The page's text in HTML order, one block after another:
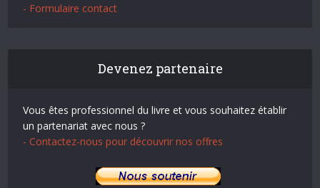
- Formulaire contact
Devenez partenaire
Vous êtes professionnel du livre et vous souhaitez établir
un partenariat avec nous ?
- Contactez-nous pour découvrir nos offres